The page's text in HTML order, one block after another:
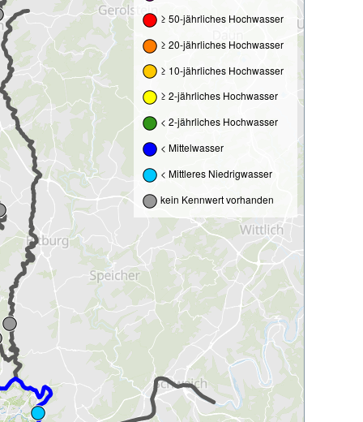
≥ 50-jährliches Hochwasser
≥ 20-jährliches Hochwasser
≥ 10-jährliches Hochwasser
≥ 2-jährliches Hochwasser
< 2-jährliches Hochwasser
< Mittelwasser
< Mittleres Niedrigwasser
kein Kennwert vorhanden